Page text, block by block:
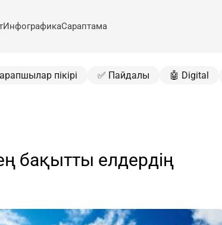
ИнфографикаСараптама
пікірі ✅ Пайдалы 🤖 Digital
бақытты елдердің